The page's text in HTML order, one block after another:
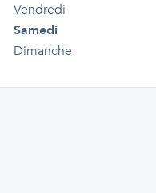
Vendredi
Samedi
Dimanche